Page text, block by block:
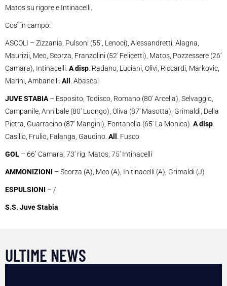
Matos su rigore e Intinacelli.
Così in campo:
ASCOLI – Zizzania, Pulsoni (55’, Lenoci), Alessandretti, Alagna,
Maurizii, Meo, Scorza, Franzolini (52′ Felicetti), Matos, Pozzessere (26’
Camara), Intinacelli. A disp . Radano, Luciani, Olivi, Riccardi, Markovic,
Marini, Ambanelli. All . Abascal
JUVE STABIA – Esposito, Todisco, Romano (80′ Arcella), Selvaggio,
Campanile, Annibale (80′ Luongo), Oliva (87′ Masotta), Grimaldi, Della
Pietra, Guarracino (87′ Mangini), Fontanella (65′ La Monica). A disp
Casillo, Frulio, Falanga, Gaudino. All . Fusco
GOL – 66’ Camara, 73′ rig. Matos, 75′ Intinacelli
AMMONIZIONI – Scorza (A), Meo (A), Initinacelli (A), Grimaldi (J)
ESPULSIONI – /
S.S. Juve Stabia
ULTIME NEWS